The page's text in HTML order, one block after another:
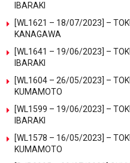
IBARAKI
[WL1621 – 18/07/2023] –
KANAGAWA
[WL1641 – 19/06/2023] –
IBARAKI
[WL1604 – 26/05/2023] –
KUMAMOTO
[WL1599 – 19/06/2023] –
IBARAKI
[WL1578 – 16/05/2023] –
KUMAMOTO